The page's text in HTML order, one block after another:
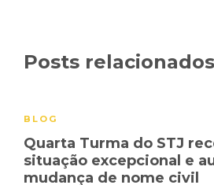
Posts relacionados
BLOG
Quarta Turma do STJ
situação excepcional e
mudança de nome civil